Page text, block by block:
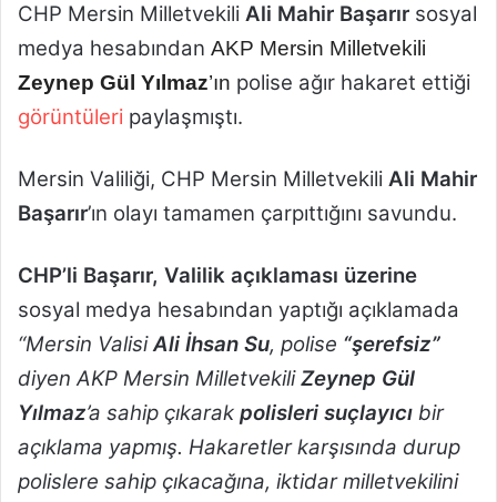
m
e
CHP Mersin Milletvekili Ali Mahir Başarır sosyal
medya hesabından AKP Mersin Milletvekili
Zeynep Gül Yılmaz’ın polise ağır hakaret ettiği
görüntüleri paylaşmıştı.
Mersin Valiliği, CHP Mersin Milletvekili Ali Mahir
Başarır’ın olayı tamamen çarpıttığını savundu.
CHP’li Başarır, Valilik açıklaması üzerine
sosyal medya hesabından yaptığı açıklamada
“Mersin ValisiAli İhsan Su, polise “şerefsiz”
diyen AKP Mersin MilletvekiliZeynep Gül
Yılmaz’a sahip çıkarak polisleri suçlayıcı bir
açıklama yapmış. Hakaretler karşısında durup
polislere sahip çıkacağına, iktidar milletvekilini